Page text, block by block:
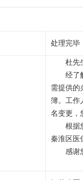
处理完毕
杜先
经了
需提
簿。工作
名变更，
根据
秦淮区医
感谢